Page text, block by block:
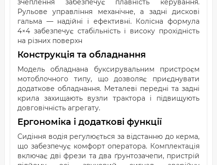
зчеплення забезпечує плавність керування.
Рульове управління механічне, а задні дискові
гальма — надійні і ефективні. Колісна формула
4×4 забезпечує стабільність і високу прохідність
на різних поверхн
Конструкція та обладнання
Модель обладнана буксирувальним пристроєм
мотоблочного типу, що дозволяє приєднувати
додаткове обладнання. Металеві передні та задні
крила захищають вузли трактора і підвищують
довговічність агрегату.
Ергономіка і додаткові функції
Сидіння водія регулюється за відстанню до керма,
що забезпечує комфорт оператора. Комплектація
включає дві фрези та два ґрунтозачепи, пристрій